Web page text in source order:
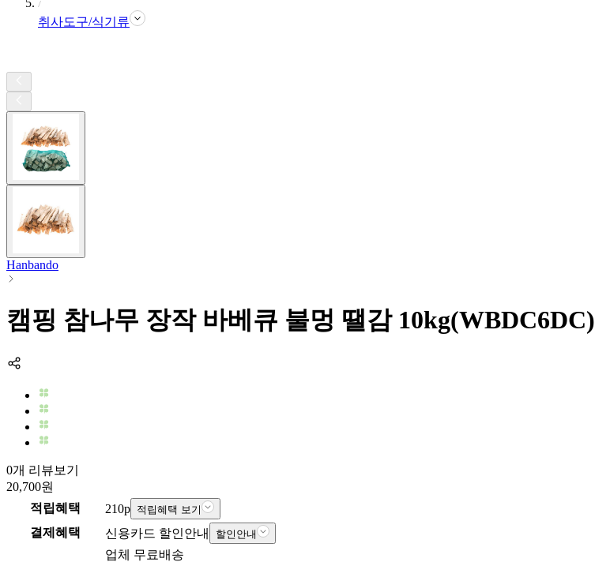
취사도구/식기류
Hanbando
캠핑 참나무 장작 바베큐 불멍 땔감 10kg(WBDC6DC)
0개 리뷰보기
20,700원
적립혜택
210p 적립혜택 보기
결제혜택 신용카드 할인안내 할인안내
업체 무료배송